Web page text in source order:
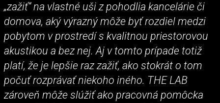
„zažiť“ na vlastné uši z pohodlia kancelárie či
domova, aký výrazný môže byť rozdiel medzi
pobytom v prostredí s kvalitnou priestorovou
akustikou a bez nej. Aj v tomto prípade totiž
platí, že je lepšie raz zažiť, ako stokrát o tom
počuť rozprávať niekoho iného. THE LAB
zároveň môže slúžiť ako pracovná pomôcka